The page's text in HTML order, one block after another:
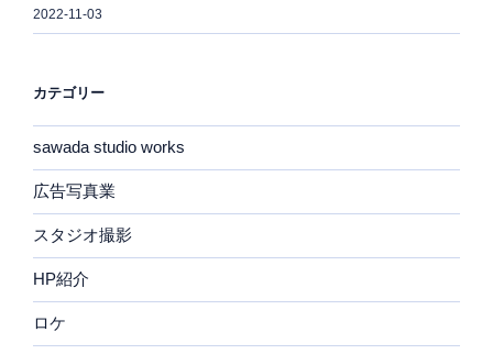
2022-11-03
カテゴリー
sawada studio works
広告写真業
スタジオ撮影
HP紹介
ロケ